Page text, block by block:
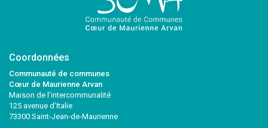
Coordonnées
Communauté de communes
Cœur de Maurienne Arvan
Maison de l’intercommunalité
125 avenue d’Italie
73300 Saint-Jean-de-Maurienne